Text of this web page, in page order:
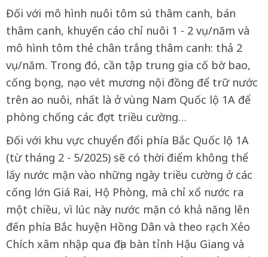
Đối với mô hình nuôi tôm sú thâm canh, bán
thâm canh, khuyến cáo chỉ nuôi 1 - 2 vụ/năm và
mô hình tôm thẻ chân trắng thâm canh: thả 2
vụ/năm. Trong đó, cần tập trung gia cố bờ bao,
cống bọng, nạo vét mương nội đồng để trữ nước
trên ao nuôi, nhất là ở vùng Nam Quốc lộ 1A để
phòng chống các đợt triều cường…
Đối với khu vực chuyển đổi phía Bắc Quốc lộ 1A
(từ tháng 2 - 5/2025) sẽ có thời điểm không thể
lấy nước mặn vào những ngày triều cường ở các
cống lớn Giá Rai, Hộ Phòng, mà chỉ xổ nước ra
một chiều, vì lúc này nước mặn có khả năng lên
đến phía Bắc huyện Hồng Dân và theo rạch Xẻo
Chích xâm nhập qua địa bàn tỉnh Hậu Giang và